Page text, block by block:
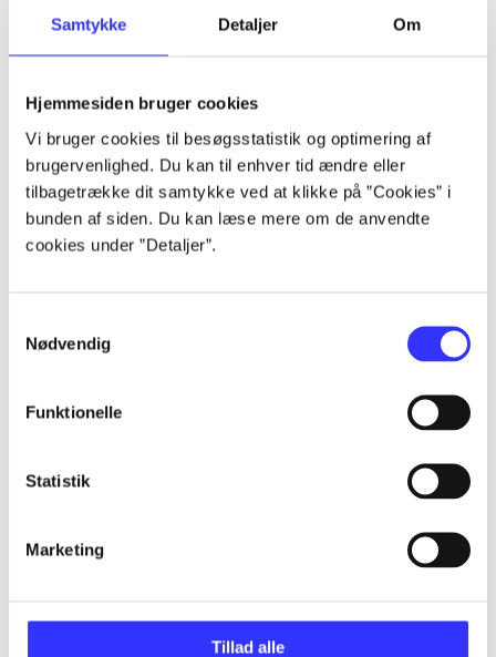
Samtykke Detaljer Om
Hjemmesiden bruger cookies
Vi bruger cookies til besøgsstatistik og optimering af
brugervenlighed. Du kan til enhver tid ændre eller
tilbagetrække dit samtykke ved at klikke på ”Cookies” i
bunden af siden. Du kan læse mere om de anvendte
cookies under ”Detaljer”.
Nødvendig
Funktionelle
Statistik
Marketing
Tillad alle
Artikler
...
...
...
...
Gå til serien